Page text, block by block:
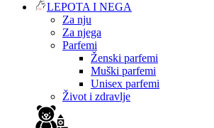
LEPOTA I NEGA
Za nju
Za njega
Parfemi
Ženski parfemi
Muški parfemi
Unisex parfemi
Život i zdravlje